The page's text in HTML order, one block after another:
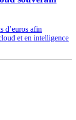
d’euros afin
et en intelligence